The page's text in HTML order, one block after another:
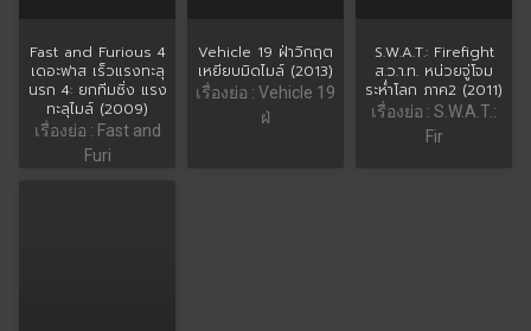
Fast and Furious 4
เดอะฟาส เร็วแรงทะลุ
นรก 4: ยกทีมซิ่ง แรง
ทะลุไมล์ (2009)
เรื่องย่อ : Fast and
Furi
Vehicle 19 ฝ่าวิกฤต
เหยียบมิดไมล์ (2013)
เรื่องย่อ : Vehicle 19
ฝ่
S.W.A.T.: Firefight
ส.ว.า.ท. หน่วยจู่โจม
ระห่ำโลก ภาค2 (2011)
เรื่องย่อ : S.W.A.T.:
Fir